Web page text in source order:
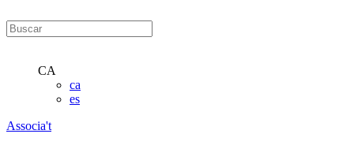
CA
ca
es
Associa't